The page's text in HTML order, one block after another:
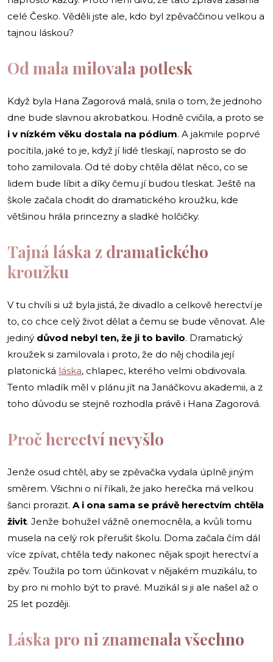
celé Česko. Věděli jste ale, kdo byl zpěvaččinou velkou a
tajnou láskou?
Od mala milovala potlesk
Když byla Hana Zagorová malá, snila o tom, že jednoho
dne bude slavnou akrobatkou. Hodně cvičila, a proto se
i v nízkém věku dostala na pódium. A jakmile poprvé
pocítila, jaké to je, když jí lidé tleskají, naprosto se do
toho zamilovala. Od té doby chtěla dělat něco, co se
lidem bude líbit a díky čemu jí budou tleskat. Ještě na
škole začala chodit do dramatického kroužku, kde
většinou hrála princezny a sladké holčičky.
Tajná láska z dramatického
kroužku
V tu chvíli si už byla jistá, že divadlo a celkově herectví je
to, co chce celý život dělat a čemu se bude věnovat. Ale
jediný důvod nebyl ten, že ji to bavilo. Dramatický
kroužek si zamilovala i proto, že do něj chodila její
platonická láska, chlapec, kterého velmi obdivovala.
Tento mladík měl v plánu jít na Janáčkovu akademii, a z
toho důvodu se stejně rozhodla právě i Hana Zagorová.
Proč herectví nevyšlo
Jenže osud chtěl, aby se zpěvačka vydala úplně jiným
směrem. Všichni o ní říkali, že jako herečka má velkou
šanci prorazit. A i ona sama se právě herectvím chtěla
živit. Jenže bohužel vážně onemocněla, a kvůli tomu
musela na celý rok přerušit školu. Doma začala čím dál
více zpívat, chtěla tedy nakonec nějak spojit herectví a
zpěv. Toužila po tom účinkovat v nějakém muzikálu, to
by pro ni mohlo být to pravé. Muzikál si ji ale našel až o
25 let později.
Láska pro ni znamenala všechno